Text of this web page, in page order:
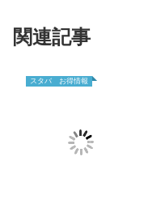
関連記事
スタバ お得情報